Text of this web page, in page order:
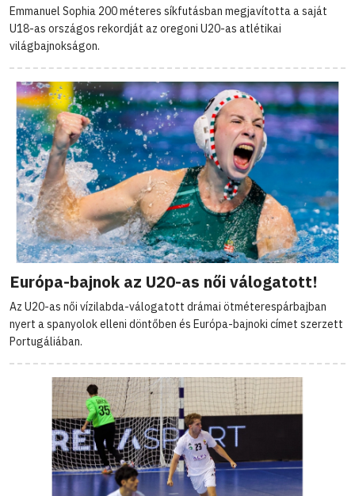
Emmanuel Sophia 200 méteres síkfutásban megjavította a saját
U18-as országos rekordját az oregoni U20-as atlétikai
világbajnokságon.
Európa-bajnok az U20-as női válogatott!
Az U20-as női vízilabda-válogatott drámai ötméterespárbajban
nyert a spanyolok elleni döntőben és Európa-bajnoki címet szerzett
Portugáliában.